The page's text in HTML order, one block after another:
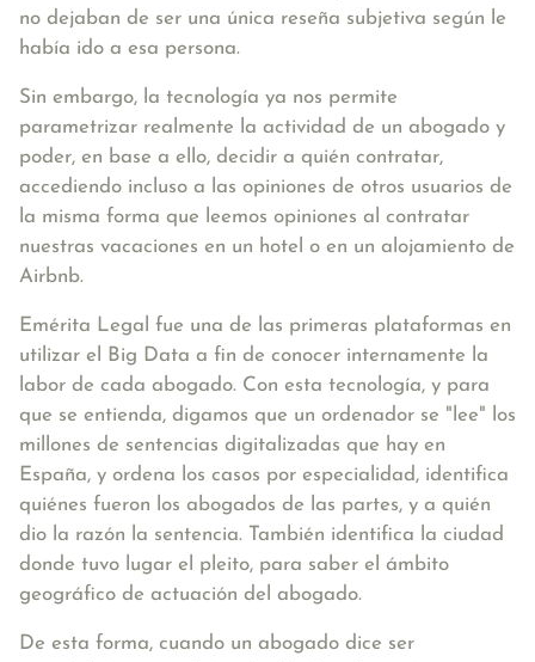
no dejaban de ser una única reseña subjetiva según le
había ido a esa persona.
Sin embargo, la tecnología ya nos permite
parametrizar realmente la actividad de un abogado y
poder, en base a ello, decidir a quién contratar,
accediendo incluso a las opiniones de otros usuarios de
la misma forma que leemos opiniones al contratar
nuestras vacaciones en un hotel o en un alojamiento de
Airbnb.
Emérita Legal fue una de las primeras plataformas en
utilizar el Big Data a fin de conocer internamente la
labor de cada abogado. Con esta tecnología, y para
que se entienda, digamos que un ordenador se "lee" los
millones de sentencias digitalizadas que hay en
España, y ordena los casos por especialidad, identifica
quiénes fueron los abogados de las partes, y a quién
dio la razón la sentencia. También identifica la ciudad
donde tuvo lugar el pleito, para saber el ámbito
geográfico de actuación del abogado.
De esta forma, cuando un abogado dice ser